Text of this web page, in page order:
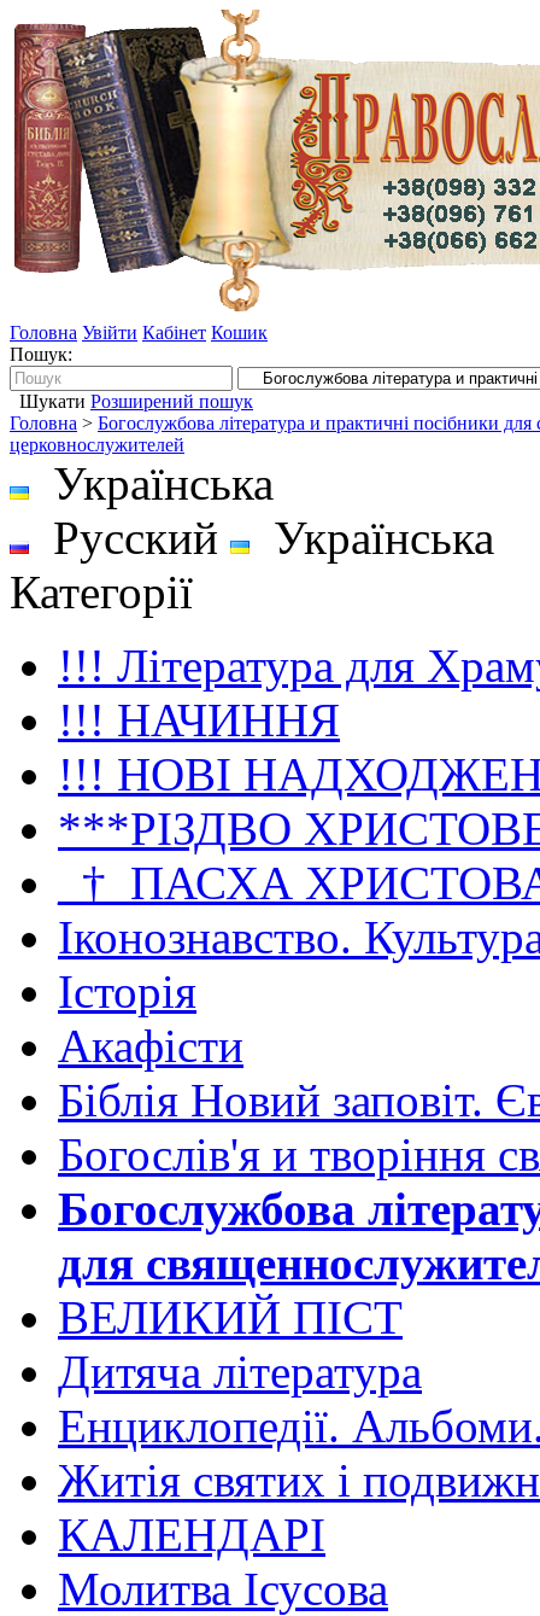
Головна Увійти Кабінет Кошик
Пошук:
Шукати Розширений пошук
Головна > Богослужбова література и практичні посібники
церковнослужителей
Українська
Русский
Українська
Категорії
!!! Література для
!!! НАЧИННЯ
!!! НОВІ
***РІЗДВО
_†_ПАСХА
Іконознавство.
Історія
Акафісти
Біблія Новий заповіт.
Богослів'я и творіння
Богослужбова
для
ВЕЛИКИЙ ПІСТ
Дитяча література
Енциклопедії.
Житія святих і
КАЛЕНДАРІ
Молитва Ісусова